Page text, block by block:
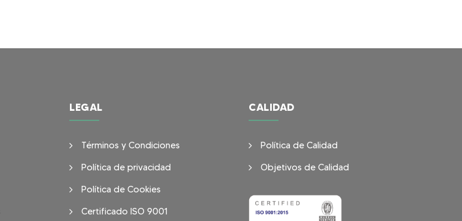
LEGAL
Términos y Condiciones
Política de privacidad
Política de Cookies
Certificado ISO 9001
CALIDAD
Política de Calidad
Objetivos de Calidad